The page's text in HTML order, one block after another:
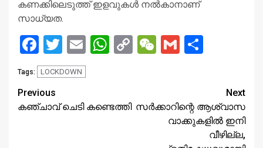
കണക്കിലെടുത്ത് ഇളവുകള്‍ നല്‍കാനാണ്
സാധ്യത.
Facebook
Twitter
EmailWhatsApp
CopyWeChat
Gmail
Tags: LOCKDOWN
Continue
Reading
Previous
കഞ്ചാവ് ചെടി കണ്ടെത്തി
Next
സർക്കാറിന്റെ ആശ്വാസ
വാക്കുകളിൽ ഇനി
വീഴില്ല,